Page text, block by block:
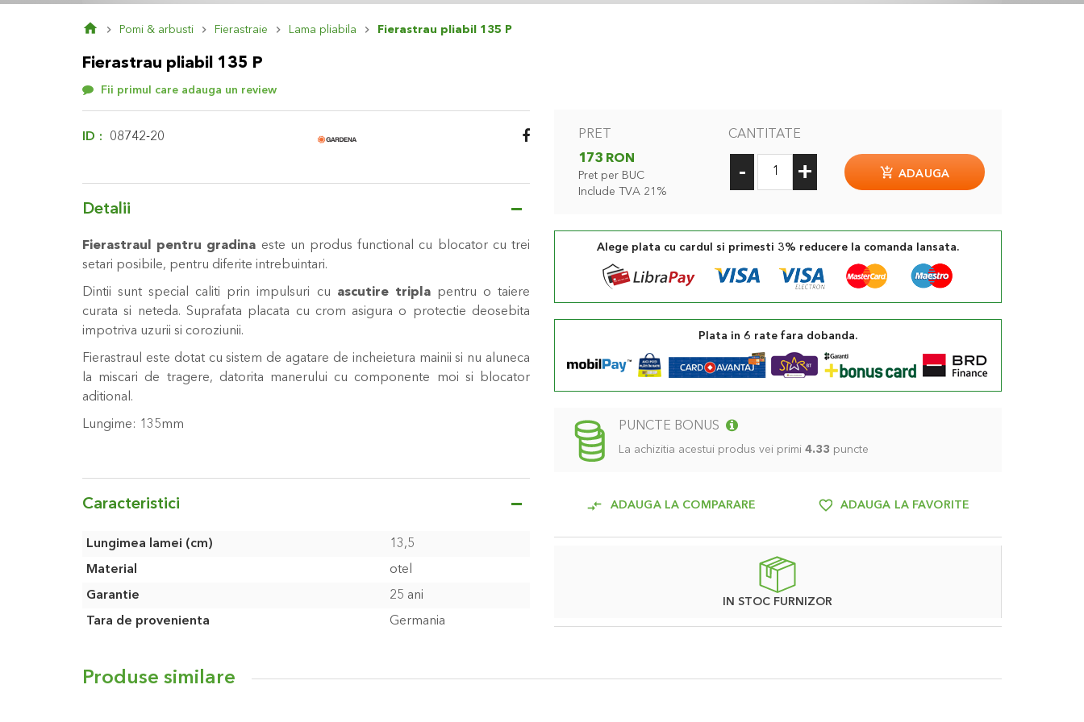
Pomi & arbusti Fierastraie Lama pliabila Fierastrau pliabil 135 P
Fierastrau pliabil 135 P
Fii primul care adauga un review
PRET
173 RON
Pret per BUC
Include TVA 21%
CANTITATE
- + ADAUGA
Alege plata cu cardul si primesti 3% reducere la comanda lansata.
Plata in 6 rate fara dobanda.
PUNCTE BONUS
La achizitia acestui produs vei primi 4.33 puncte
ADAUGA LA COMPARARE ADAUGA LA FAVORITE
IN STOC FURNIZOR
ID 08742-20
Detalii
Fierastraul pentru gradina este un produs functional cu blocator cu trei
setari posibile, pentru diferite intrebuintari.
Dintii sunt special caliti prin impulsuri cu ascutire triplapentru o taiere
curata si neteda. Suprafata placata cu crom asigura o protectie deosebita
impotriva uzurii si coroziunii.
Fierastraul este dotat cu sistem de agatare de incheietura mainii si nu aluneca
la miscari de tragere, datorita manerului cu componente moi si blocator
aditional.
Lungime: 135mm
Caracteristici
Caracteristici
Lungimea lamei (cm)
13,5
Material
otel
Garantie
25 ani
Tara de provenienta
Germania
Produse similare